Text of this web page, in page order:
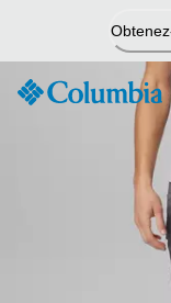
contenu